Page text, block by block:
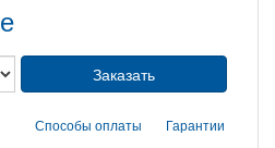
Гарантии
Способы оплаты